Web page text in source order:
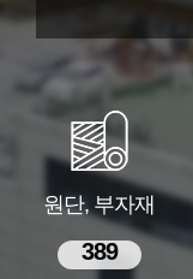
원단, 부자재
389